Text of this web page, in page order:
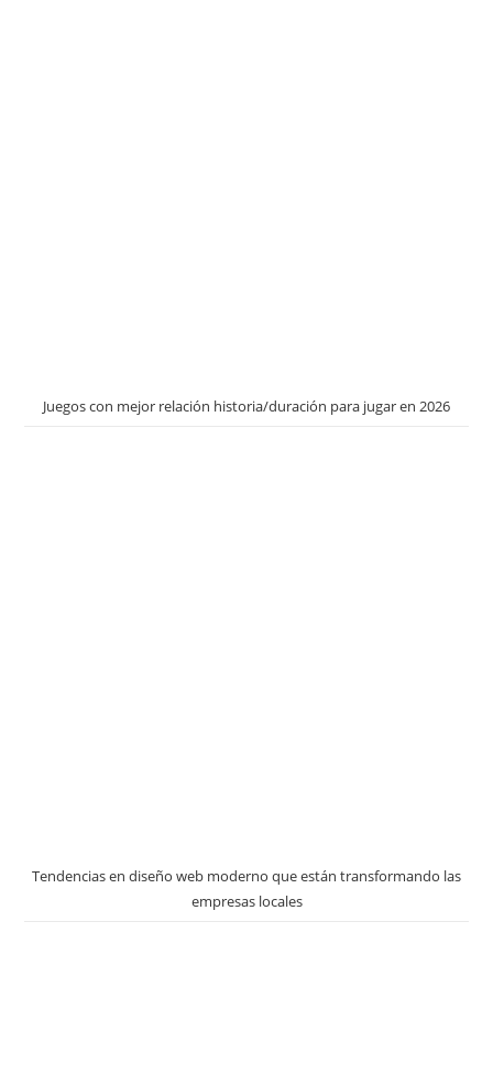
Juegos con mejor relación historia/duración para jugar en 2026
Tendencias en diseño web moderno que están transformando las
empresas locales